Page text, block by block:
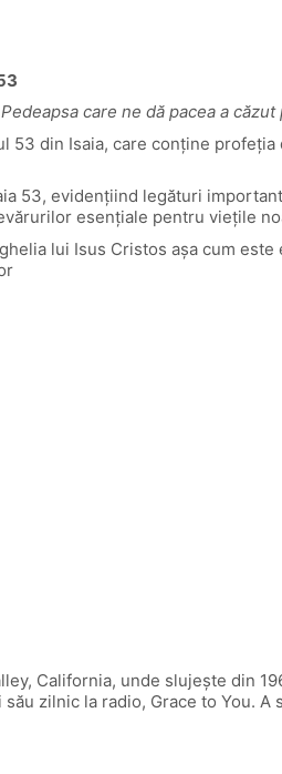
care ne dă pacea a
din Isaia, care conține
53, evidențiind legături
esențiale pentru viețile
lui Isus Cristos așa cum
California, unde slujește din
zilnic la radio, Grace to You.